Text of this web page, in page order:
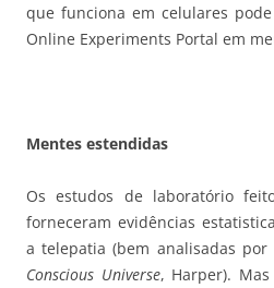
que funciona em celulares
Online Experiments Portal em
Mentes estendidas
Os estudos de laboratório
forneceram evidências
a telepatia (bem analisadas
Conscious Universe, Harper).